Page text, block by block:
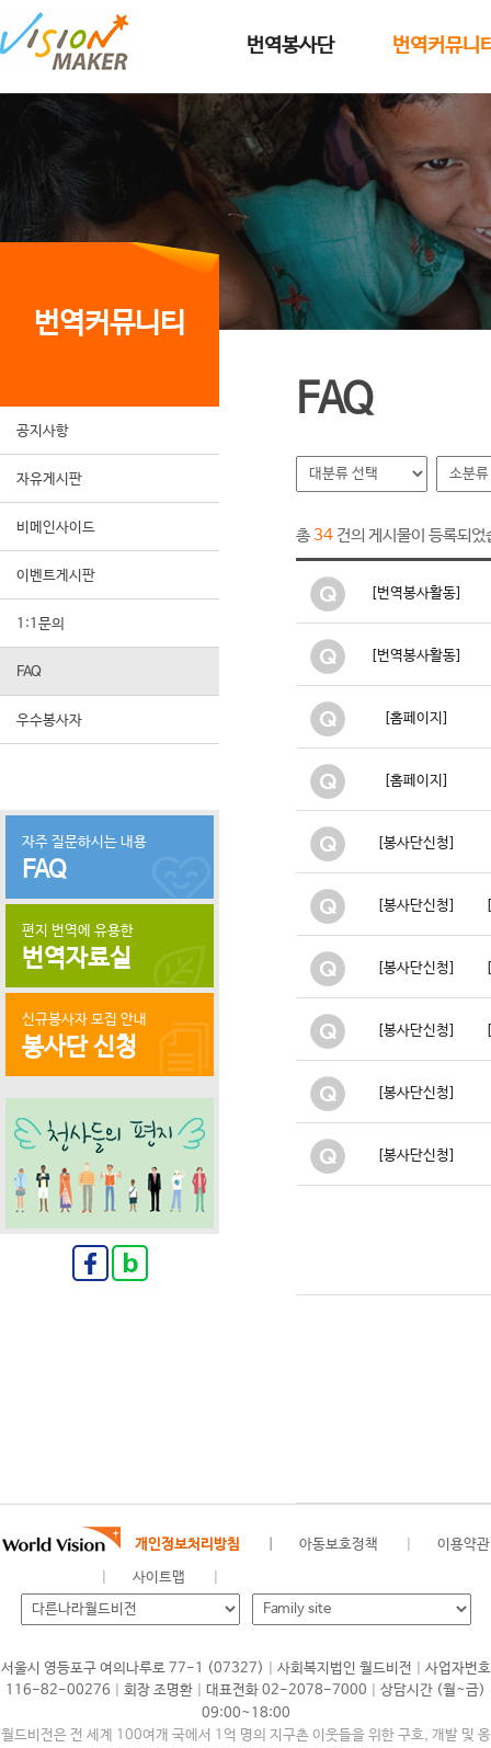
메인메뉴로 이동
메인메뉴 건너뛰고 본문으로 이동
번역봉사단 번역커뮤니
번역커뮤니티
공지사항
자유게시판
비메인사이드
이벤트게시판
1:1문의
FAQ
우수봉사자
자주 질문하시는 내용
FAQ
편지 번역에 유용한
번역자료실
신규봉사자 모집 안내
봉사단 신청
FAQ
총34 건의 게시물이 등록되었
[번역봉사활동]
[번역봉사활동]
[홈페이지]
[홈페이지]
[봉사단신청]
[봉사단신청]
[봉사단신청]
[봉사단신청]
[봉사단신청]
[봉사단신청]
개인정보처리방침 아동보호정책 이용약관
사이트맵
서울시 영등포구 여의나루로 77-1 (07327) 사회복지법인 월드비전
사업자번호
116-82-00276
회장 조명환 대표전화 02-2078-7000
상담시간 (월~금)
09:00~18:00
월드비전은 전 세계 100여개 국에서 1억 명의 지구촌 이웃들을 위한 구호, 개발 및 옹